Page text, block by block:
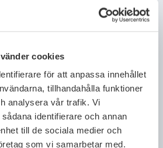
cookies
för att anpassa innehållet
tillhandahålla funktioner
analysera vår trafik. Vi
identifierare och annan
till de sociala medier och
som vi samarbetar med.
för bankverksamhet.
på senare år till följd av
och det geopolitiska läget.
prioriterad fråga för Bankföreningen
bedrägerier, cybersäkerhet,